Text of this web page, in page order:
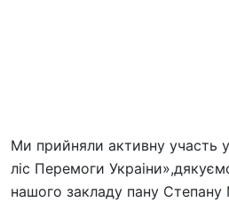
-
Ми прийняли активну участь
ліс Перемоги
нашого закладу пану Степану